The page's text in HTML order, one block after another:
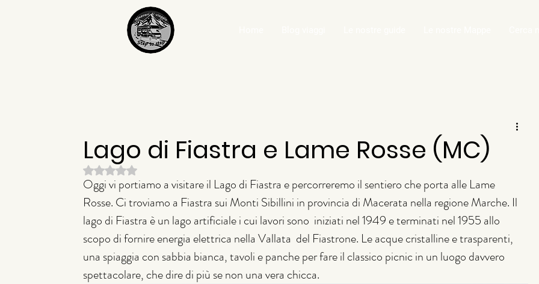
Lago di Fiastra e Lame Rosse (MC)
Valutazione NaN stelle su 5.
Oggi vi portiamo a visitare il Lago di Fiastra e percorreremo il sentiero che porta alle Lame
Rosse. Ci troviamo a Fiastra sui Monti Sibillini in provincia di Macerata nella regione Marche. Il
lago di Fiastra è un lago artificiale i cui lavori sono  iniziati nel 1949 e terminati nel 1955 allo
scopo di fornire energia elettrica nella Vallata  del Fiastrone. Le acque cristalline e trasparenti,
una spiaggia con sabbia bianca, tavoli e panche per fare il classico picnic in un luogo davvero
spettacolare, che dire di più se non una vera chicca.